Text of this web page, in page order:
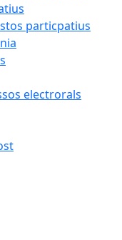
particpatius
electrorals